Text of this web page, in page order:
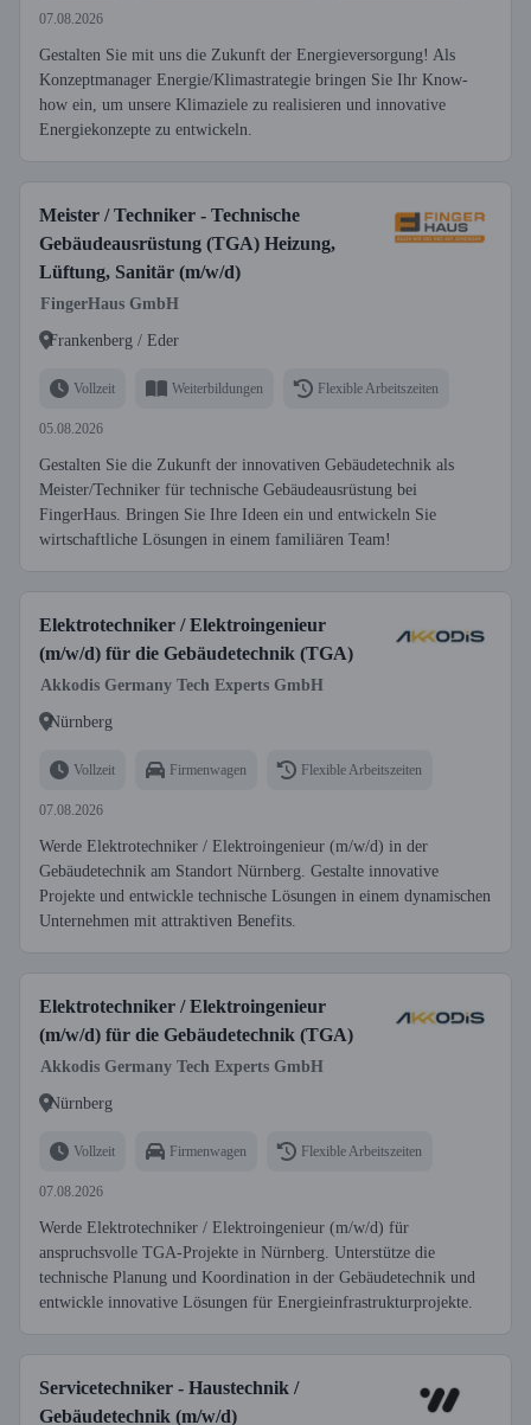
07.08.2026
Gestalten Sie mit uns die Zukunft der Energieversorgung! Als
Konzeptmanager Energie/Klimastrategie bringen Sie Ihr Know-
how ein, um unsere Klimaziele zu realisieren und innovative
Energiekonzepte zu entwickeln.
Meister / Techniker - Technische
Gebäudeausrüstung (TGA) Heizung,
Lüftung, Sanitär (m/w/d)
FingerHaus GmbH
Frankenberg / Eder
Vollzeit Weiterbildungen Flexible Arbeitszeiten
05.08.2026
Gestalten Sie die Zukunft der innovativen Gebäudetechnik als
Meister/Techniker für technische Gebäudeausrüstung bei
FingerHaus. Bringen Sie Ihre Ideen ein und entwickeln Sie
wirtschaftliche Lösungen in einem familiären Team!
Elektrotechniker / Elektroingenieur
(m/w/d) für die Gebäudetechnik (TGA)
Akkodis Germany Tech Experts GmbH
Nürnberg
Vollzeit Firmenwagen Flexible Arbeitszeiten
07.08.2026
Werde Elektrotechniker / Elektroingenieur (m/w/d) in der
Gebäudetechnik am Standort Nürnberg. Gestalte innovative
Projekte und entwickle technische Lösungen in einem dynamischen
Unternehmen mit attraktiven Benefits.
Elektrotechniker / Elektroingenieur
(m/w/d) für die Gebäudetechnik (TGA)
Akkodis Germany Tech Experts GmbH
Nürnberg
Vollzeit Firmenwagen Flexible Arbeitszeiten
07.08.2026
Werde Elektrotechniker / Elektroingenieur (m/w/d) für
anspruchsvolle TGA-Projekte in Nürnberg. Unterstütze die
technische Planung und Koordination in der Gebäudetechnik und
entwickle innovative Lösungen für Energieinfrastrukturprojekte.
Servicetechniker - Haustechnik /
Gebäudetechnik (m/w/d)